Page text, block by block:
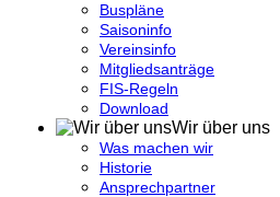
Buspläne
Saisoninfo
Vereinsinfo
Mitgliedsanträge
FIS-Regeln
Download
Wir über uns
Was machen wir
Historie
Ansprechpartner